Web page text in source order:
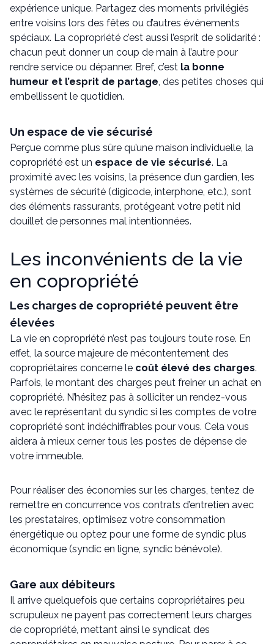
expérience unique. Partagez des moments privilégiés
entre voisins lors des fêtes ou d’autres événements
spéciaux. La copropriété c’est aussi l’esprit de solidarité :
chacun peut donner un coup de main à l’autre pour
rendre service ou dépanner. Bref, c’est la bonne
humeur et l’esprit de partage, des petites choses qui
embellissent le quotidien.
Un espace de vie sécurisé
Perçue comme plus sûre qu’une maison individuelle, la
copropriété est un espace de vie sécurisé. La
proximité avec les voisins, la présence d’un gardien, les
systèmes de sécurité (digicode, interphone, etc.), sont
des éléments rassurants, protégeant votre petit nid
douillet de personnes mal intentionnées.
Les inconvénients de la vie
en copropriété
Les charges de copropriété peuvent être
élevées
La vie en copropriété n’est pas toujours toute rose. En
effet, la source majeure de mécontentement des
copropriétaires concerne le coût élevé des charges.
Parfois, le montant des charges peut freiner un achat en
copropriété. N’hésitez pas à solliciter un rendez-vous
avec le représentant du syndic si les comptes de votre
copropriété sont indéchiffrables pour vous. Cela vous
aidera à mieux cerner tous les postes de dépense de
votre immeuble.
Pour réaliser des économies sur les charges, tentez de
remettre en concurrence vos contrats d’entretien avec
les prestataires, optimisez votre consommation
énergétique ou optez pour une forme de syndic plus
économique (syndic en ligne, syndic bénévole).
Gare aux débiteurs
Il arrive quelquefois que certains copropriétaires peu
scrupuleux ne payent pas correctement leurs charges
de copropriété, mettant ainsi le syndicat des